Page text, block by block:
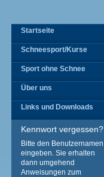
Startseite
Schneesport/Kurse
Sport ohne Schnee
Über uns
Links und Downloads
Kennwort vergessen?
Bitte den Benutzernamen
eingeben. Sie erhalten
dann umgehend
Anweisungen zum